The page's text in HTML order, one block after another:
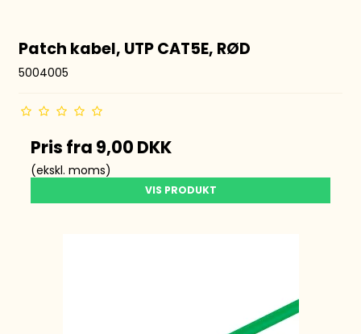
Patch kabel, UTP CAT5E, RØD
5004005
Pris fra 9,00 DKK
(ekskl. moms)
VIS PRODUKT